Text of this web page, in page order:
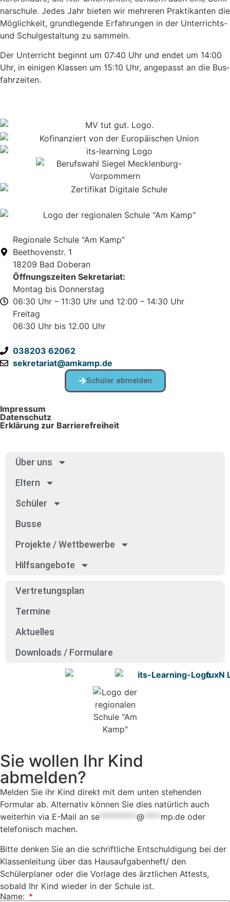
nar­schu­le. Jedes Jahr bie­ten wir meh­re­ren Prak­ti­kan­ten die
Mög­lich­keit, grund­le­gen­de Erfah­run­gen in der Unter­richts-
und Schul­ge­stal­tung zu sam­meln.
Der Unter­richt beginnt um 07:40 Uhr und endet um 14:00
Uhr, in eini­gen Klas­sen um 15:10 Uhr, ange­passt an die Bus­
fahr­zei­ten.
Regionale Schule "Am Kamp"
Beethovenstr. 1
18209 Bad Doberan
Öffnungszeiten Sekretariat:
Montag bis Donnerstag
06:30 Uhr – 11:30 Uhr und 12:00 – 14:30 Uhr
Freitag
06:30 Uhr bis 12.00 Uhr
038203 62062
sekretariat@amkamp.de
Schüler abmelden
Impressum
Datenschutz
Erklärung zur Barrierefreiheit
Über uns
Eltern
Schü­ler
Bus­se
Pro­jek­te / Wett­be­wer­be
Hilfs­an­ge­bo­te
Ver­tre­tungs­plan
Ter­mi­ne
Aktu­el­les
Down­loads / For­mu­la­re
Sie wollen Ihr Kind
abmelden?
Melden Sie ihr Kind direkt mit dem unten stehenden
Formular ab. Alternativ können Sie dies natürlich auch
weiterhin via E-Mail an se ********* @ **** mp.de oder
telefonisch machen.
Bitte denken Sie an die schriftliche Entschuldigung bei der
Klassenleitung über das Hausaufgabenheft/ den
Schülerplaner oder die Vorlage des ärztlichen Attests,
sobald Ihr Kind wieder in der Schule ist.
Name: